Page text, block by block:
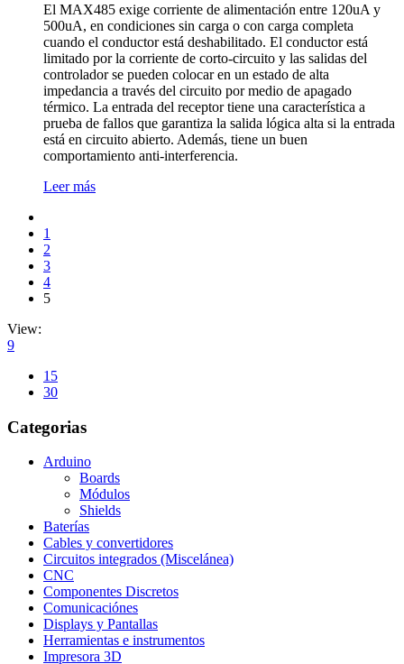
El MAX485 exige corriente de alimentación entre 120uA y
500uA, en condiciones sin carga o con carga completa
cuando el conductor está deshabilitado. El conductor está
limitado por la corriente de corto-circuito y las salidas del
controlador se pueden colocar en un estado de alta
impedancia a través del circuito por medio de apagado
térmico. La entrada del receptor tiene una caracterí­stica a
prueba de fallos que garantiza la salida lógica alta si la entrada
está en circuito abierto. Además, tiene un buen
comportamiento anti-interferencia.
Leer más
1
2
3
4
5
View:
9
15
30
Categorias
Arduino
Boards
Módulos
Shields
Baterías
Cables y convertidores
Circuitos integrados (Miscelánea)
CNC
Componentes Discretos
Comunicaciónes
Displays y Pantallas
Herramientas e instrumentos
Impresora 3D